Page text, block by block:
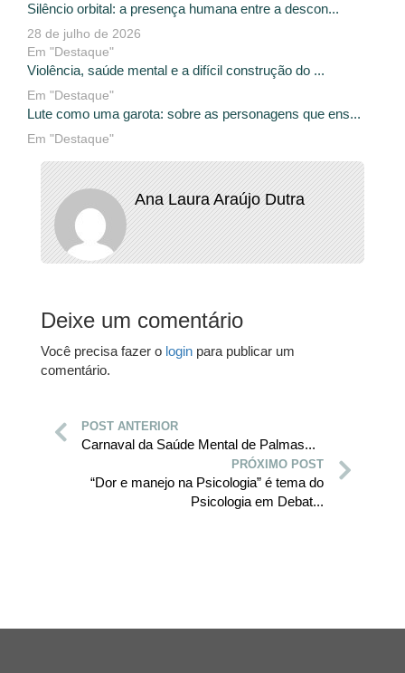
Silêncio orbital: a presença humana entre a descon...
28 de julho de 2026
Em "Destaque"
Violência, saúde mental e a difícil construção do ...
Em "Destaque"
Lute como uma garota: sobre as personagens que ens...
Em "Destaque"
Ana Laura Araújo Dutra
Deixe um comentário
Você precisa fazer o login para publicar um
comentário.
POST ANTERIOR
Carnaval da Saúde Mental de Palmas...
PRÓXIMO POST
“Dor e manejo na Psicologia” é tema do
Psicologia em Debat...